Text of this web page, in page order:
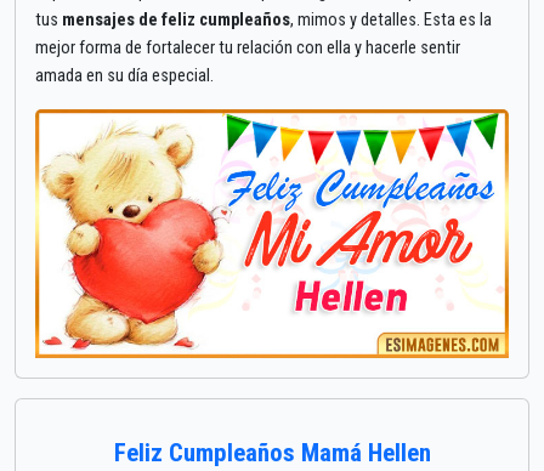
tus mensajes de feliz cumpleaños, mimos y detalles. Esta es la
mejor forma de fortalecer tu relación con ella y hacerle sentir
amada en su día especial.
Feliz Cumpleaños Mamá Hellen